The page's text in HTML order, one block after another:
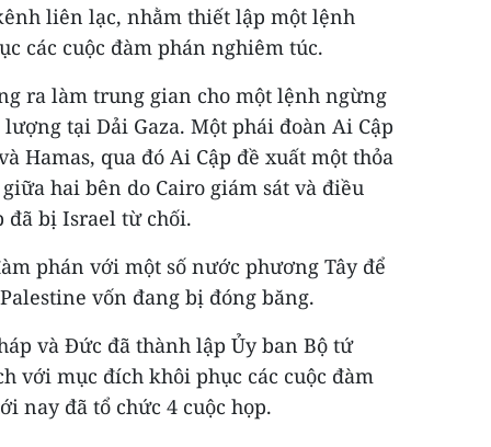
liên lạc, nhằm thiết lập một lệnh
các cuộc đàm phán nghiêm túc.
ra làm trung gian cho một lệnh ngừng
tại Dải Gaza. Một phái đoàn Ai Cập
Hamas, qua đó Ai Cập đề xuất một thỏa
hai bên do Cairo giám sát và điều
đã bị Israel từ chối.
phán với một số nước phương Tây để
vốn đang bị đóng băng.
và Đức đã thành lập Ủy ban Bộ tứ
với mục đích khôi phục các cuộc đàm
nay đã tổ chức 4 cuộc họp.